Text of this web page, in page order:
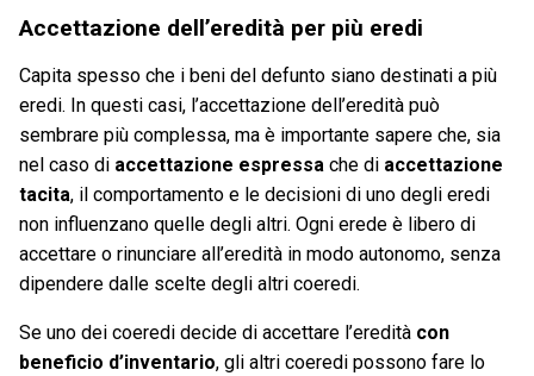
Accettazione dell’eredità per più eredi
Capita spesso che i beni del defunto siano destinati a più
eredi. In questi casi, l’accettazione dell’eredità può
sembrare più complessa, ma è importante sapere che, sia
nel caso di accettazione espressa che di accettazione
tacita, il comportamento e le decisioni di uno degli eredi
non influenzano quelle degli altri. Ogni erede è libero di
accettare o rinunciare all’eredità in modo autonomo, senza
dipendere dalle scelte degli altri coeredi.
Se uno dei coeredi decide di accettare l’eredità con
beneficio d’inventario, gli altri coeredi possono fare lo